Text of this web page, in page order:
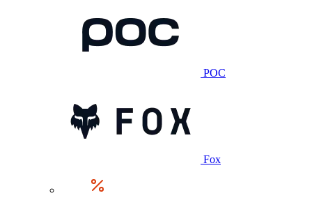
POC
Fox